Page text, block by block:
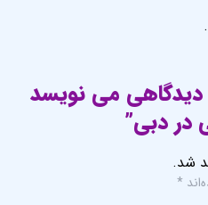
دیدگاهی می نویسد
در دبی”
شد.
*